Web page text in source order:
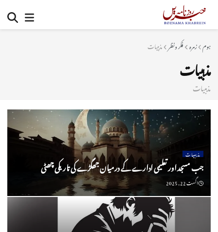
ہوم زمرہ فکر ونظر مذہبیات
مذہبیات
مذہبیات
مذہبیات
جب مسجد اور تعلیمی ادارے کے درمیان جھگڑے کی تاریکی چھٹی
اگست 22, 2025